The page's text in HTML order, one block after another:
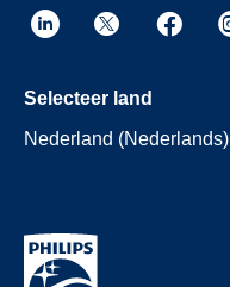
Selecteer land
Nederland (Nederlands)